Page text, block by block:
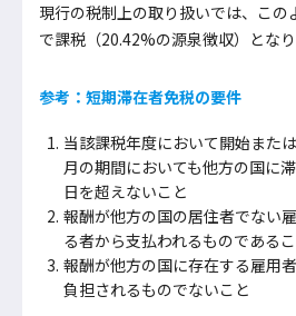
現行の税制上の取り扱いでは、この
で課税（20.42%の源泉徴収）となり
参考：短期滞在者免税の要件
当該課税年度において開始また
月の期間においても他方の国に
日を超えないこと
報酬が他方の国の居住者でない
る者から支払われるものである
報酬が他方の国に存在する雇用
負担されるものでないこと